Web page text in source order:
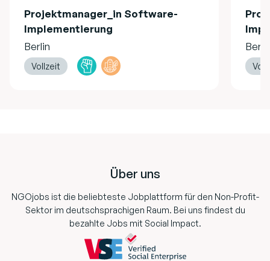
Projektmanager_in Software-
Implementierung
Berlin
Vollzeit
Über uns
NGOjobs ist die beliebteste Jobplattform für den Non-Profit-
Sektor im deutschsprachigen Raum. Bei uns findest du
bezahlte Jobs mit Social Impact.